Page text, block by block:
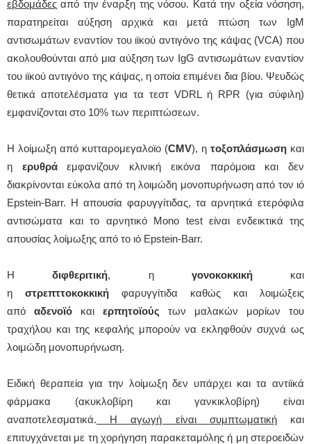
εβδομάδες από την έναρξη της νόσου. Κατά την οξεία νόσηση,
παρατηρείται αύξηση αρχικά και μετά πτώση των IgM
αντισωμάτων εναντίον του ιϊκού αντιγόνο της κάψας (VCA) που
ακολουθούνται από μια αύξηση των IgG αντισωμάτων εναντίον
του ιϊκού αντιγόνο της κάψας, η οποία επιμένει δια βίου. Ψευδώς
θετικά αποτελέσματα για τα τεστ VDRL ή RPR (για σύφιλη)
εμφανίζονται στο 10% των περιπτώσεων.
Η λοίμωξη από κυτταρομεγαλοϊο (CMV), η τοξοπλάσμωση και
η ερυθράεμφανίζουν κλινική εικόνα παρόμοια και δεν
διακρίνονται εύκολα από τη λοιμώδη μονοπυρήνωση από τον ιό
Epstein-Barr. Η απουσία φαρυγγίτιδας, τα αρνητικά ετερόφιλα
αντισώματα και το αρνητικό Mono test είναι ενδεικτικά της
απουσίας λοίμωξης από το ιό Epstein-Barr.
Ηδιφθεριτική, ηγονοκοκκικήκαι
η στρεπττοκοκκική φαρυγγίτιδα καθώς και λοιμώξεις
από αδενοϊό και ερπητοϊούς των μαλακών μορίων του
τραχήλου και της κεφαλής μπορούν να εκληφθούν συχνά ως
λοιμώδη μονοπυρήνωση.
Ειδική θεραπεία για την λοίμωξη δεν υπάρχει και τα αντιϊκά
φάρμακα (ακυκλοβίρη και γανκικλοβίρη) είναι
αναποτελεσματικά. Η αγωγή είναι συμπτωματικήκαι
επιτυγχάνεται με τη χορήγηση παρακεταμόλης ή μη στεροειδών